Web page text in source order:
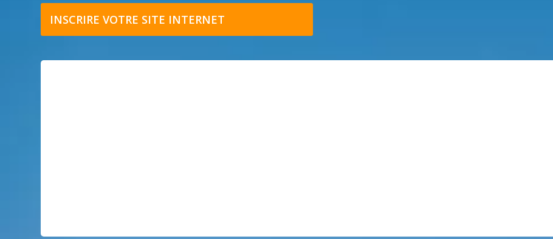
INSCRIRE VOTRE SITE INTERNET